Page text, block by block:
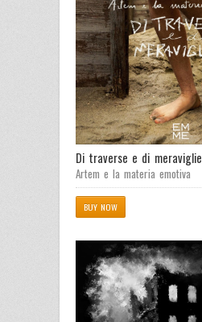
Di traverse e di meraviglie
Artem e la materia emotiva
BUY NOW